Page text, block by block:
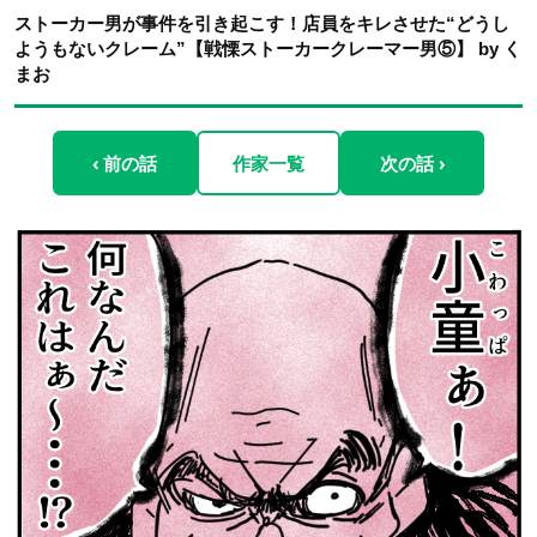
ストーカー男が事件を引き起こす！店員をキレさせた“どうし
ようもないクレーム”【戦慄ストーカークレーマー男⑤】 by く
まお
‹ 前の話 作家一覧 次の話 ›